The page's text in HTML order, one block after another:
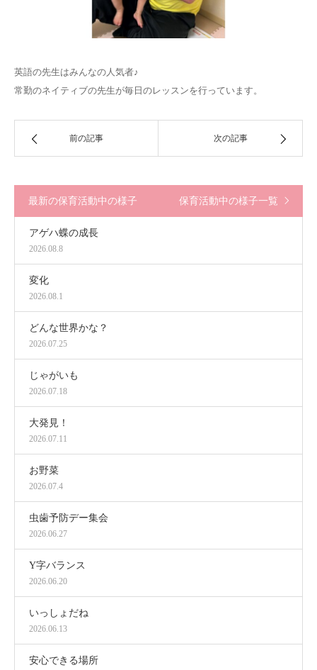
英語の先生はみんなの人気者♪
常勤のネイティブの先生が毎日のレッスンを行っています。
前の記事 次の記事
最新の保育活動中の様子 保育活動中の様子一覧
アゲハ蝶の成長
2026.08.8
変化
2026.08.1
どんな世界かな？
2026.07.25
じゃがいも
2026.07.18
大発見！
2026.07.11
お野菜
2026.07.4
虫歯予防デー集会
2026.06.27
Y字バランス
2026.06.20
いっしょだね
2026.06.13
安心できる場所